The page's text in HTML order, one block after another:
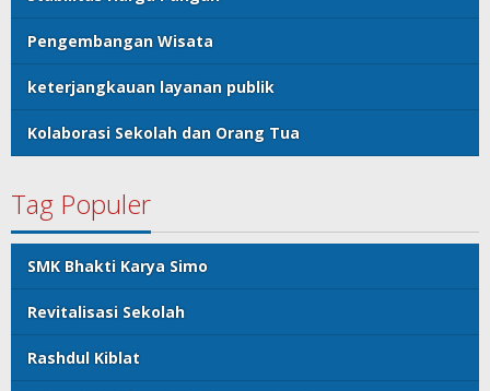
Pengembangan Wisata
keterjangkauan layanan publik
Kolaborasi Sekolah dan Orang Tua
Tag Populer
SMK Bhakti Karya Simo
Revitalisasi Sekolah
Rashdul Kiblat